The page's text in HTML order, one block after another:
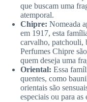
que buscam uma
atemporal.
Chipre: Nomeada
em 1917, esta
carvalho, patchouli,
Perfumes Chipre
quem deseja uma
Oriental: Essa
quentes, como
orientais são
especiais ou para as